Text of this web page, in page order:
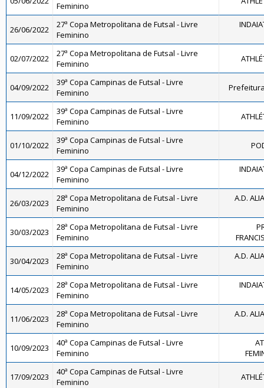
Feminino
26/06/2022
27ª Copa Metropolitana de Futsal - Livre
Feminino
02/07/2022
27ª Copa Metropolitana de Futsal - Livre
Feminino
04/09/2022
39ª Copa Campinas de Futsal - Livre
Feminino
11/09/2022
39ª Copa Campinas de Futsal - Livre
Feminino
01/10/2022
39ª Copa Campinas de Futsal - Livre
Feminino
04/12/2022
39ª Copa Campinas de Futsal - Livre
Feminino
26/03/2023
28ª Copa Metropolitana de Futsal - Livre
Feminino
A.D.
30/03/2023
28ª Copa Metropolitana de Futsal - Livre
Feminino
30/04/2023
28ª Copa Metropolitana de Futsal - Livre
Feminino
A.D.
14/05/2023
28ª Copa Metropolitana de Futsal - Livre
Feminino
11/06/2023
28ª Copa Metropolitana de Futsal - Livre
Feminino
A.D.
10/09/2023
40ª Copa Campinas de Futsal - Livre
Feminino
17/09/2023
40ª Copa Campinas de Futsal - Livre
Feminino